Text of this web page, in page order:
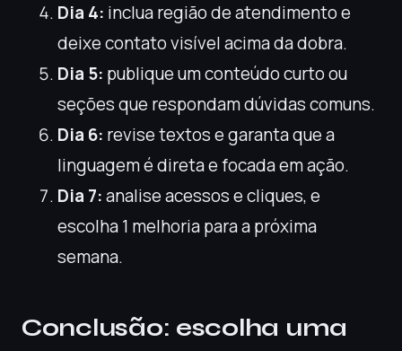
Dia 4: inclua região de atendimento e
deixe contato visível acima da dobra.
Dia 5: publique um conteúdo curto ou
seções que respondam dúvidas comuns.
Dia 6: revise textos e garanta que a
linguagem é direta e focada em ação.
Dia 7:analise acessos e cliques, e
escolha 1 melhoria para a próxima
semana.
Conclusão: escolha uma